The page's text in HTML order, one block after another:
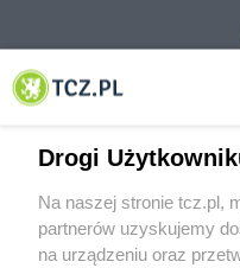
© 2001-2026 Tczew - TCZ.PL Sp.
Drogi
Na naszej stronie tcz.pl,
partnerów uzyskujemy
na urządzeniu oraz